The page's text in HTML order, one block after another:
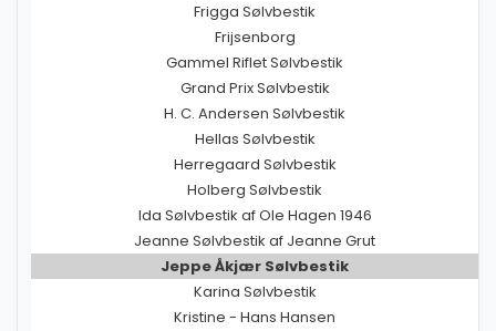
Frigga Sølvbestik
Frijsenborg
Gammel Riflet Sølvbestik
Grand Prix Sølvbestik
H. C. Andersen Sølvbestik
Hellas Sølvbestik
Herregaard Sølvbestik
Holberg Sølvbestik
Ida Sølvbestik af Ole Hagen 1946
Jeanne Sølvbestik af Jeanne Grut
Jeppe Åkjær Sølvbestik
Karina Sølvbestik
Kristine - Hans Hansen